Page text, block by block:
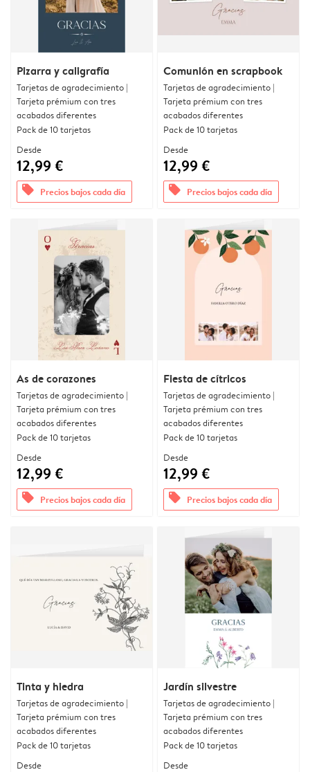
Pizarra y caligrafía
Tarjetas de agradecimiento |
Tarjeta prémium con tres
acabados diferentes
Pack de 10 tarjetas
Desde
12,99 €
offers Precios bajos cada día
Comunión en scrapbook
Tarjetas de agradecimiento |
Tarjeta prémium con tres
acabados diferentes
Pack de 10 tarjetas
Desde
12,99 €
offers Precios bajos cada día
As de corazones
Tarjetas de agradecimiento |
Tarjeta prémium con tres
acabados diferentes
Pack de 10 tarjetas
Desde
12,99 €
offers Precios bajos cada día
Fiesta de cítricos
Tarjetas de agradecimiento |
Tarjeta prémium con tres
acabados diferentes
Pack de 10 tarjetas
Desde
12,99 €
offers Precios bajos cada día
Tinta y hiedra
Tarjetas de agradecimiento |
Tarjeta prémium con tres
acabados diferentes
Pack de 10 tarjetas
Desde
Jardín silvestre
Tarjetas de agradecimiento |
Tarjeta prémium con tres
acabados diferentes
Pack de 10 tarjetas
Desde